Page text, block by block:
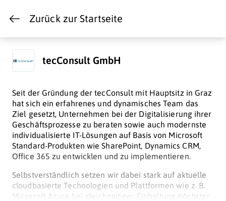
Zurück zur Startseite
tecConsult GmbH
Seit der Gründung der tecConsult mit Hauptsitz in Graz
hat sich ein erfahrenes und dynamisches Team das
Ziel gesetzt, Unternehmen bei der Digitalisierung ihrer
Geschäftsprozesse zu beraten sowie auch modernste
individualisierte IT-Lösungen auf Basis von Microsoft
Standard-Produkten wie SharePoint, Dynamics CRM,
Office 365 zu entwicklen und zu implementieren.
Selbstverständlich setzen wir dabei stark auf aktuelle
cloudbasierte Technologien und Plattformen wie z. B.
Microsoft Azure bei gleichzeitiger Einhaltung höchster